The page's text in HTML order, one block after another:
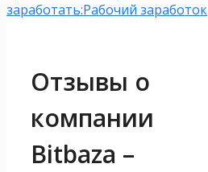
заработать:Рабочий заработок
Отзывы о
компании
Bitbaza –